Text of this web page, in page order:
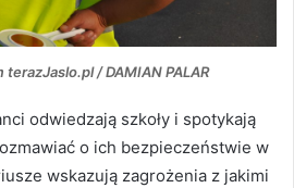
/ DAMIAN PALAR
odwiedzają szkoły i spotykają
o ich bezpieczeństwie w
wskazują zagrożenia z jakimi